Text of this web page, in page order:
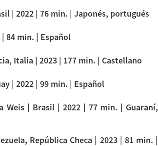
| 2022 | 76 min. | Japonés, portugués
84 min. | Español
Italia | 2023 | 177 min. | Castellano
| 2022 | 99 min. | Español
| Brasil | 2022 | 77 min. | Guaraní,
República Checa | 2023 | 81 min. |